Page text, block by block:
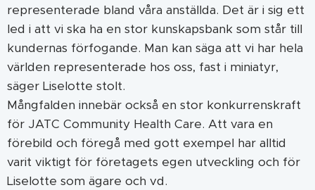
representerade bland våra anställda. Det är i sig ett
led i att vi ska ha en stor kunskapsbank som står till
kundernas förfogande. Man kan säga att vi har hela
världen representerade hos oss, fast i miniatyr,
säger Liselotte stolt.
Mångfalden innebär också en stor konkurrenskraft
för JATC Community Health Care. Att vara en
förebild och föregå med gott exempel har alltid
varit viktigt för företagets egen utveckling och för
Liselotte som ägare och vd.